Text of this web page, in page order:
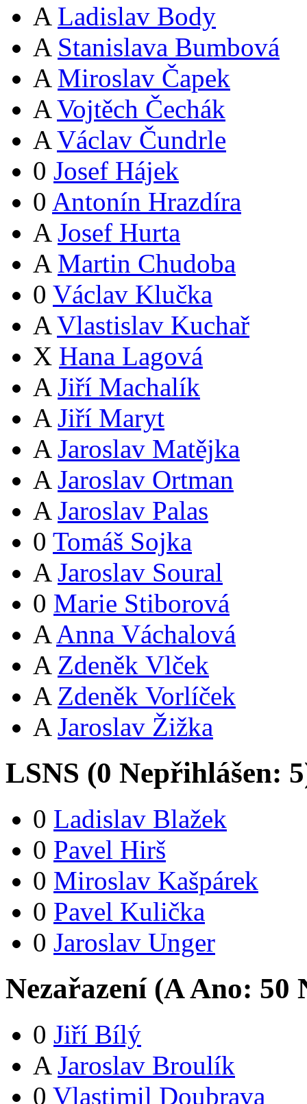
A Ladislav Body
A Stanislava Bumbová
A Miroslav Čapek
A Vojtěch Čechák
A Václav Čundrle
0 Josef Hájek
0 Antonín Hrazdíra
A Josef Hurta
A Martin Chudoba
0 Václav Klučka
A Vlastislav Kuchař
X Hana Lagová
A Jiří Machalík
A Jiří Maryt
A Jaroslav Matějka
A Jaroslav Ortman
A Jaroslav Palas
0 Tomáš Sojka
A Jaroslav Soural
0 Marie Stiborová
A Anna Váchalová
A Zdeněk Vlček
A Zdeněk Vorlíček
A Jaroslav Žižka
LSNS (0 Nepřihlášen: 5
0 Ladislav Blažek
0 Pavel Hirš
0 Miroslav Kašpárek
0 Pavel Kulička
0 Jaroslav Unger
Nezařazení (AAno: 50
0 Jiří Bílý
A Jaroslav Broulík
0 Vlastimil Doubrava